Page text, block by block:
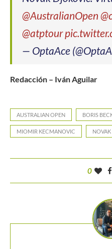
@AustralianOpen
@atptour
— OptaAce
Redacción – Iván Aguilar
AUSTRALIAN OPEN BORIS
MIOMIR KECMANOVIC
0